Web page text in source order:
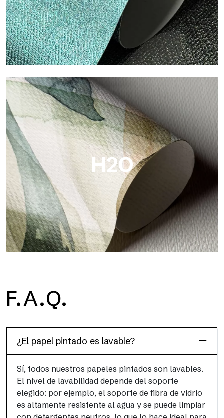
Metal
Metal es el papel pintado metálico de Tecnografica, con
reflejos metálicos únicos que resaltan los colores oro, plata,
cobre y ricos.
H2O
H2O es el papel pintado de baño de fibra de vidrio
impermeable, ideal para cabinas de ducha y ambientes
F.A.Q.
¿El papel pintado es lavable?
Sí, todos nuestros papeles pintados son lavables.
El nivel de lavabilidad depende del soporte
elegido: por ejemplo, el soporte de fibra de vidrio
es altamente resistente al agua y se puede limpiar